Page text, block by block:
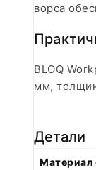
ворса
BLOQ
мм,
Детали
Материал